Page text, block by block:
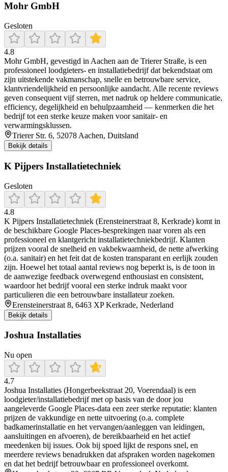
Mohr GmbH
Gesloten
4.8
Mohr GmbH, gevestigd in Aachen aan de Trierer Straße, is een
professioneel loodgieters- en installatiebedrijf dat bekendstaat om
zijn uitstekende vakmanschap, snelle en betrouwbare service,
klantvriendelijkheid en persoonlijke aandacht. Alle recente reviews
geven consequent vijf sterren, met nadruk op heldere communicatie,
efficiency, degelijkheid en behulpzaamheid — kenmerken die het
bedrijf tot een sterke keuze maken voor sanitair- en
verwarmingsklussen.
Trierer Str. 6, 52078 Aachen, Duitsland
Bekijk details
K Pijpers Installatietechniek
Gesloten
4.8
K Pijpers Installatietechniek (Erensteinerstraat 8, Kerkrade) komt in
de beschikbare Google Places-besprekingen naar voren als een
professioneel en klantgericht installatietechniekbedrijf. Klanten
prijzen vooral de snelheid en vakbekwaamheid, de nette afwerking
(o.a. sanitair) en het feit dat de kosten transparant en eerlijk zouden
zijn. Hoewel het totaal aantal reviews nog beperkt is, is de toon in
de aanwezige feedback overwegend enthousiast en consistent,
waardoor het bedrijf vooral een sterke indruk maakt voor
particulieren die een betrouwbare installateur zoeken.
Erensteinerstraat 8, 6463 XP Kerkrade, Nederland
Bekijk details
Joshua Installaties
Nu open
4.7
Joshua Installaties (Hongerbeekstraat 20, Voerendaal) is een
loodgieter/installatiebedrijf met op basis van de door jou
aangeleverde Google Places-data een zeer sterke reputatie: klanten
prijzen de vakkundige en nette uitvoering (o.a. complete
badkamerinstallatie en het vervangen/aanleggen van leidingen,
aansluitingen en afvoeren), de bereikbaarheid en het actief
meedenken bij issues. Ook bij spoed lijkt de respons snel, en
meerdere reviews benadrukken dat afspraken worden nagekomen
en dat het bedrijf betrouwbaar en professioneel overkomt.